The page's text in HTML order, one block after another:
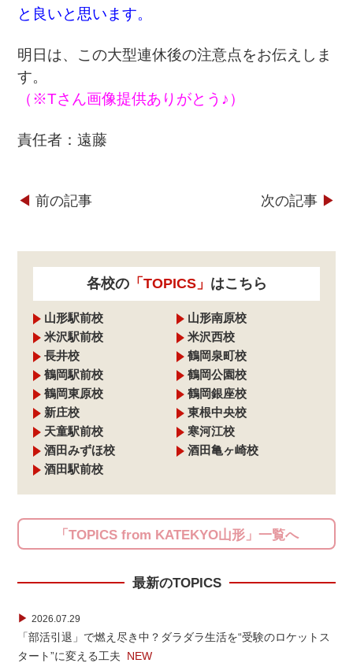
と良いと思います。
明日は、この大型連休後の注意点をお伝えしま
す。
（※Tさん画像提供ありがとう♪）
責任者：遠藤
◀︎ 前の記事 次の記事 ▶︎
各校の「TOPICS」 はこちら
山形駅前校
山形南原校
米沢駅前校
米沢西校
長井校
鶴岡泉町校
鶴岡駅前校
鶴岡公園校
鶴岡東原校
鶴岡銀座校
新庄校
東根中央校
天童駅前校
寒河江校
酒田みずほ校
酒田亀ヶ崎校
酒田駅前校
「TOPICS from KATEKYO山形」一覧へ
最新のTOPICS
▶ 2026.07.29
「部活引退」で燃え尽き中？ダラダラ生活を“受験のロケットス
タート”に変える工夫 NEW